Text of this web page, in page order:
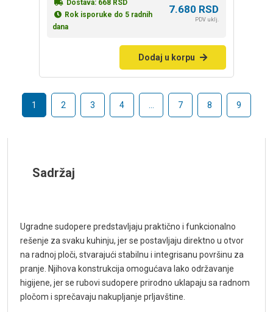
Dostava: 668 RSD
Rok isporuke do 5 radnih
dana
7.680 RSD
PDV uklj.
Dodaj u korpu
1 2 3 4 … 7 8 9
Sadržaj
Ugradne sudopere predstavljaju praktično i funkcionalno
rešenje za svaku kuhinju, jer se postavljaju direktno u otvor
na radnoj ploči, stvarajući stabilnu i integrisanu površinu za
pranje. Njihova konstrukcija omogućava lako održavanje
higijene, jer se rubovi sudopere prirodno uklapaju sa radnom
pločom i sprečavaju nakupljanje prljavštine.